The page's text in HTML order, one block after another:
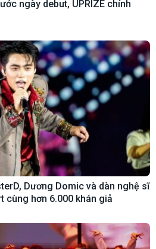
ngày debut, UPRIZE chính
Dương Domic và dàn nghệ sĩ
cùng hơn 6.000 khán giả